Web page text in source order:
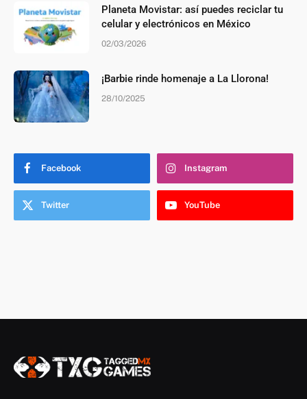
Planeta Movistar: así puedes reciclar tu
celular y electrónicos en México
02/03/2026
¡Barbie rinde homenaje a La Llorona!
28/10/2025
Facebook Instagram
Twitter YouTube